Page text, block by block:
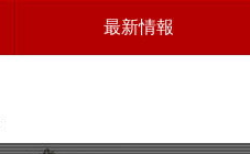
最新情報